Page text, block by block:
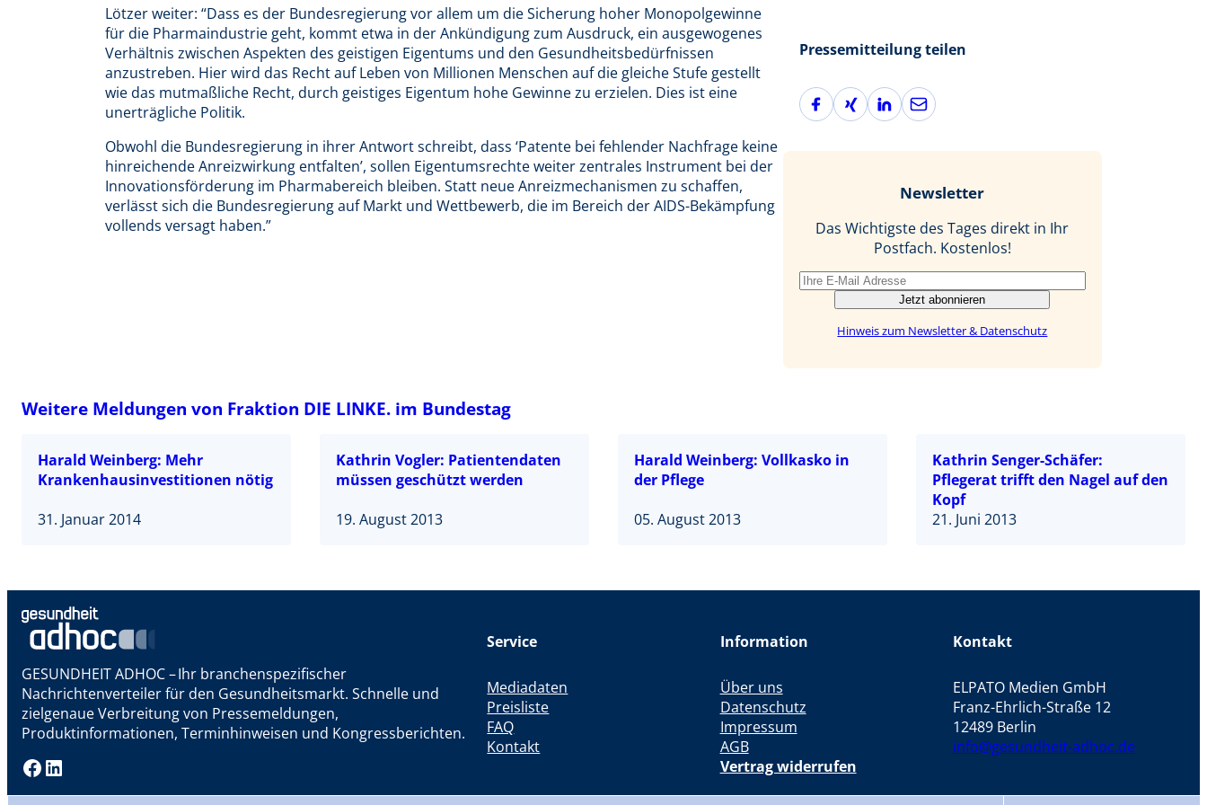
Lötzer weiter: “Dass es der Bundesregierung vor allem um die Sicherung hoher Monopolgewinne
für die Pharmaindustrie geht, kommt etwa in der Ankündigung zum Ausdruck, ein ausgewogenes
Verhältnis zwischen Aspekten des geistigen Eigentums und den Gesundheitsbedürfnissen
anzustreben. Hier wird das Recht auf Leben von Millionen Menschen auf die gleiche Stufe gestellt
wie das mutmaßliche Recht, durch geistiges Eigentum hohe Gewinne zu erzielen. Dies ist eine
unerträgliche Politik.
Obwohl die Bundesregierung in ihrer Antwort schreibt, dass ‘Patente bei fehlender Nachfrage keine
hinreichende Anreizwirkung entfalten’, sollen Eigentumsrechte weiter zentrales Instrument bei der
Innovationsförderung im Pharmabereich bleiben. Statt neue Anreizmechanismen zu schaffen,
verlässt sich die Bundesregierung auf Markt und Wettbewerb, die im Bereich der AIDS-Bekämpfung
vollends versagt haben.”
Pressemitteilung teilen
F
a
X
i
L
i
n
E
-
l
Newsletter
Das Wichtigste des Tages direkt in Ihr
Postfach. Kostenlos!
Jetzt abonnieren
Hinweis zum Newsletter & Datenschutz
Weitere Meldungen von Fraktion DIE LINKE. im Bundestag
Harald Weinberg: Mehr
Krankenhausinvestitionen nötig
31. Januar 2014
Kathrin Vogler: Patientendaten
müssen geschützt werden
19. August 2013
Harald Weinberg: Vollkasko in
der Pflege
05. August 2013
Kathrin Senger-Schäfer:
Pflegerat trifft den Nagel auf den
Kopf
21. Juni 2013
GESUNDHEIT ADHOC – Ihr branchenspezifischer
Nachrichtenverteiler für den Gesundheitsmarkt. Schnelle und
zielgenaue Verbreitung von Pressemeldungen,
Produktinformationen, Terminhinweisen und Kongressberichten.
Facebook LinkedIn
Service
Mediadaten
Preisliste
FAQ
Kontakt
Information
Über uns
Datenschutz
Impressum
AGB
Vertrag widerrufen
Kontakt
ELPATO Medien GmbH
Franz-Ehrlich-Straße 12
12489 Berlin
info@gesundheit-adhoc.de